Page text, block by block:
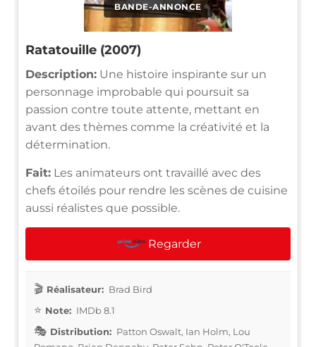
BANDE-ANNONCE
Ratatouille (2007)
Description: Une histoire inspirante sur un
personnage improbable qui poursuit sa
passion contre toute attente, mettant en
avant des thèmes comme la créativité et la
détermination.
Fait: Les animateurs ont travaillé avec des
chefs étoilés pour rendre les scènes de cuisine
aussi réalistes que possible.
Regarder
Réalisateur: Brad Bird
Note: IMDb 8.1
Distribution: Patton Oswalt, Ian Holm, Lou